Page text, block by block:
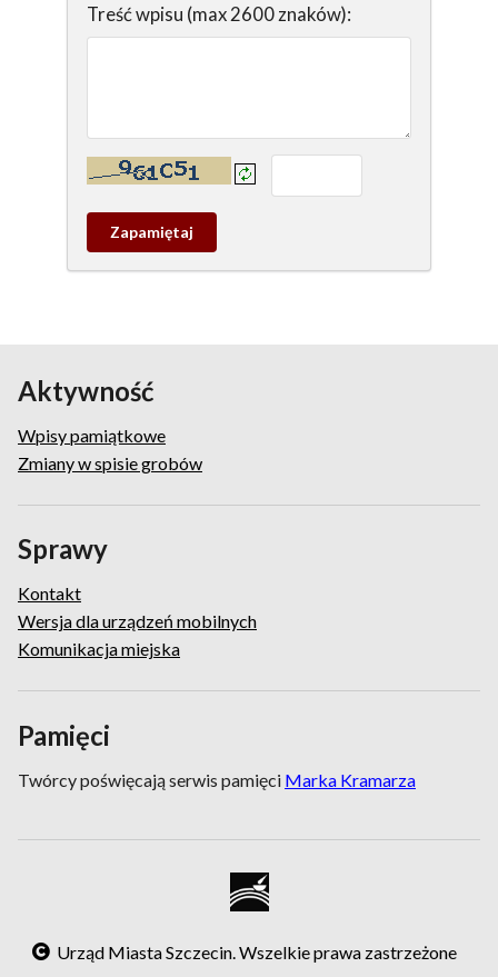
Treść wpisu (max 2600 znaków):
Kontrola - wprowadź tekst z obrazka:
Zapamietaj
wpis
Aktywność
Wpisy pamiątkowe
Zmiany w spisie grobów
Sprawy
Kontakt
Wersja dla urządzeń mobilnych
Komunikacja miejska
Pamięci
Twórcy poświęcają serwis pamięci Marka Kramarza
Urząd Miasta Szczecin. Wszelkie prawa zastrzeżone